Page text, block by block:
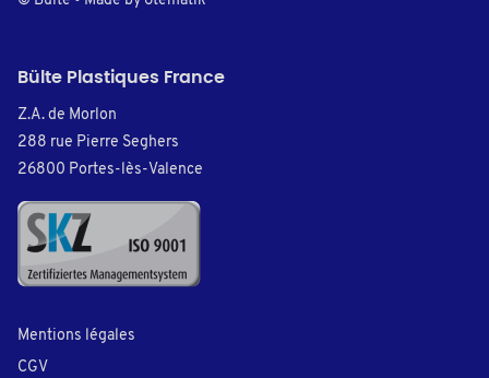
Bülte Plastiques France
Z.A. de Morlon
288 rue Pierre Seghers
26800 Portes-lès-Valence
Mentions légales
CGV